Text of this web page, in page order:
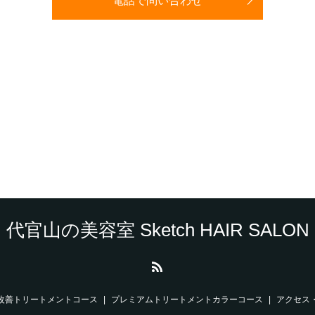
代官山の美容室 Sketch HAIR SALON
善トリートメントコース プレミアムトリートメントカラーコース アクセス